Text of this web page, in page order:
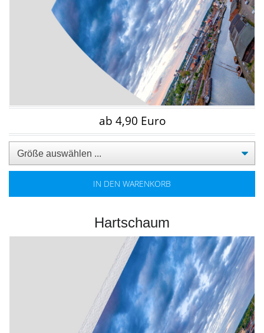
ab 4,90 Euro
IN DEN WARENKORB
Hartschaum